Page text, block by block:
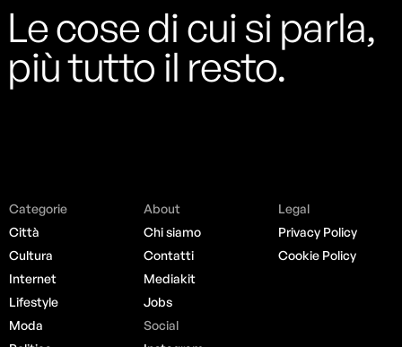
Le cose di cui si parla,
più tutto il resto.
Categorie
Città
Cultura
Internet
Lifestyle
Moda
About
Chi siamo
Contatti
Mediakit
Jobs
Social
Legal
Privacy Policy
Cookie Policy